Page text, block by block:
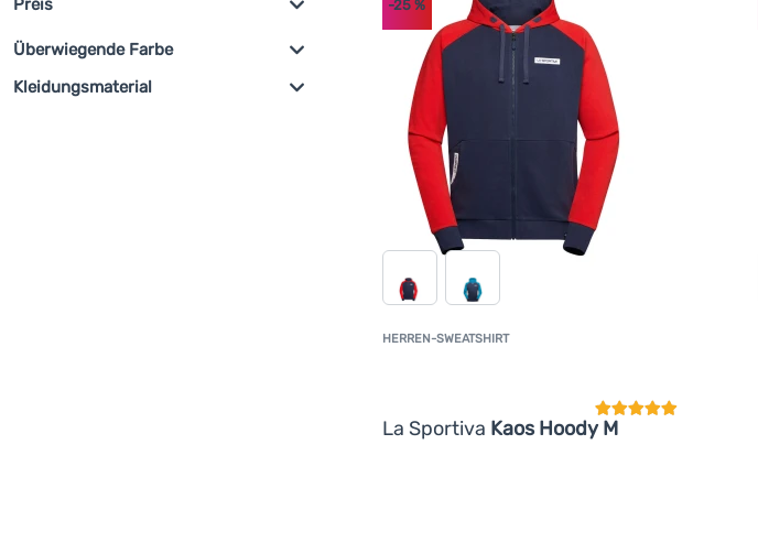
Mit Kapuze
Preis
€
az
€
Überwiegende Farbe
Kleidungsmaterial
HERREN-SWEATSHIRT
La Sportiva Kaos Hoody M
-25 %